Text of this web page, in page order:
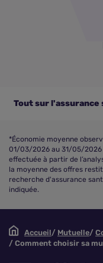
Tout sur l'assurance
*Économie moyenne
01/03/2026 au 31/05/2026
effectuée à partir de
la moyenne des offres
recherche d'assurance
indiquée.
Accueil Mutuelle
Comment choisir sa